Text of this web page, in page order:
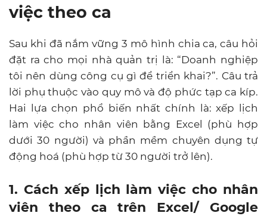
việc theo ca
Sau khi đã nắm vững 3 mô hình chia ca, câu hỏi
đặt ra cho mọi nhà quản trị là: “Doanh nghiệp
tôi nên dùng công cụ gì để triển khai?”. Câu trả
lời phụ thuộc vào quy mô và độ phức tạp ca kíp.
Hai lựa chọn phổ biến nhất chính là: xếp lịch
làm việc cho nhân viên bằng Excel (phù hợp
dưới 30 người) và phần mềm chuyên dụng tự
động hoá (phù hợp từ 30 người trở lên).
1. Cách xếp lịch làm việc cho nhân
viên theo ca trên Excel/ Google